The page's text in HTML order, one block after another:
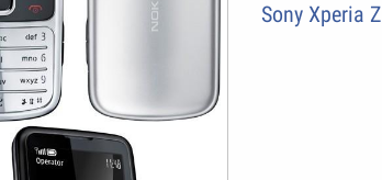
Sony Xperia Z